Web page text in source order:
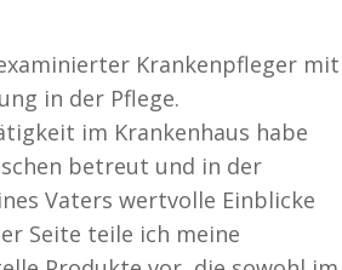
Krankenpfleger mit
in der Pflege.
im Krankenhaus habe
betreut und in der
Vaters wertvolle Einblicke
Seite teile ich meine